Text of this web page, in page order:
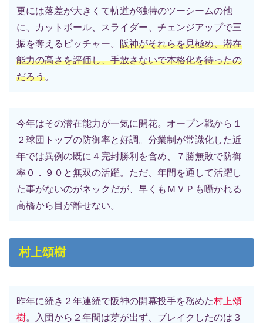
更には落差が大きくて軌道が独特のツーシームの他
に、カットボール、スライダー、チェンジアップで三
振を奪えるピッチャー。 阪神がそれらを見極め、潜在
能力の高さを評価し、手放さないで本格化を待ったの
だろう。
今年はその潜在能力が一気に開花。オープン戦から１
２球団トップの防御率と好調。分業制が常識化した近
年では異例の既に４完封勝利を含め、７勝無敗で防御
率０．９０と無双の活躍。ただ、年間を通して活躍し
た事がないのがネックだが、早くもＭＶＰも囁かれる
高橋から目が離せない。
村上頌樹
昨年に続き２年連続で阪神の開幕投手を務めた村上頌
樹。入団から２年間は芽が出ず、ブレイクしたのは３